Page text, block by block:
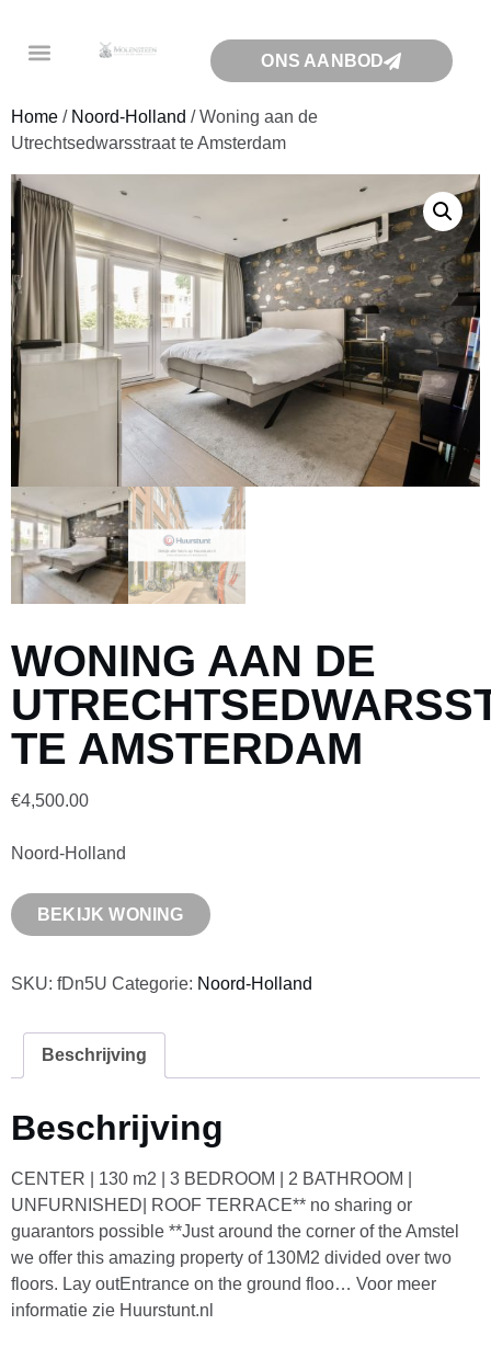
ONS AANBOD
Home / Noord-Holland / Woning aan de
Utrechtsedwarsstraat te Amsterdam
WONING AAN DE
TE AMSTERDAM
€4,500.00
Noord-Holland
BEKIJK WONING
SKU: fDn5U Categorie: Noord-Holland
Beschrijving
Beschrijving
CENTER | 130 m2 | 3 BEDROOM | 2 BATHROOM |
UNFURNISHED| ROOF TERRACE** no sharing or
guarantors possible **Just around the corner of the Amstel
we offer this amazing property of 130M2 divided over two
floors. Lay outEntrance on the ground floo… Voor meer
informatie zie Huurstunt.nl